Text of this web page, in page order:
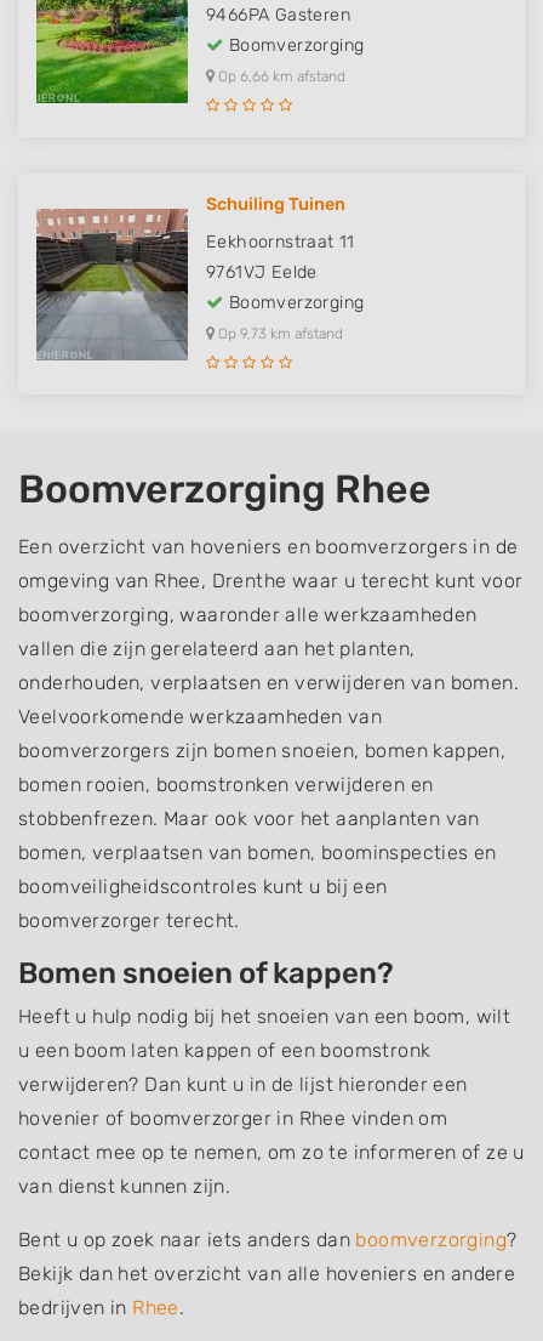
9466PA Gasteren
Boomverzorging
Op 6,66 km afstand
Schuiling Tuinen
Eekhoornstraat 11
9761VJ Eelde
Boomverzorging
Op 9,73 km afstand
Boomverzorging Rhee
Een overzicht van hoveniers en boomverzorgers in de
omgeving van Rhee, Drenthe waar u terecht kunt voor
boomverzorging, waaronder alle werkzaamheden
vallen die zijn gerelateerd aan het planten,
onderhouden, verplaatsen en verwijderen van bomen.
Veelvoorkomende werkzaamheden van
boomverzorgers zijn bomen snoeien, bomen kappen,
bomen rooien, boomstronken verwijderen en
stobbenfrezen. Maar ook voor het aanplanten van
bomen, verplaatsen van bomen, boominspecties en
boomveiligheidscontroles kunt u bij een
boomverzorger terecht.
Bomen snoeien of kappen?
Heeft u hulp nodig bij het snoeien van een boom, wilt
u een boom laten kappen of een boomstronk
verwijderen? Dan kunt u in de lijst hieronder een
hovenier of boomverzorger in Rhee vinden om
contact mee op te nemen, om zo te informeren of ze u
van dienst kunnen zijn.
Bent u op zoek naar iets anders dan boomverzorging?
Bekijk dan het overzicht van alle hoveniers en andere
bedrijven in Rhee.